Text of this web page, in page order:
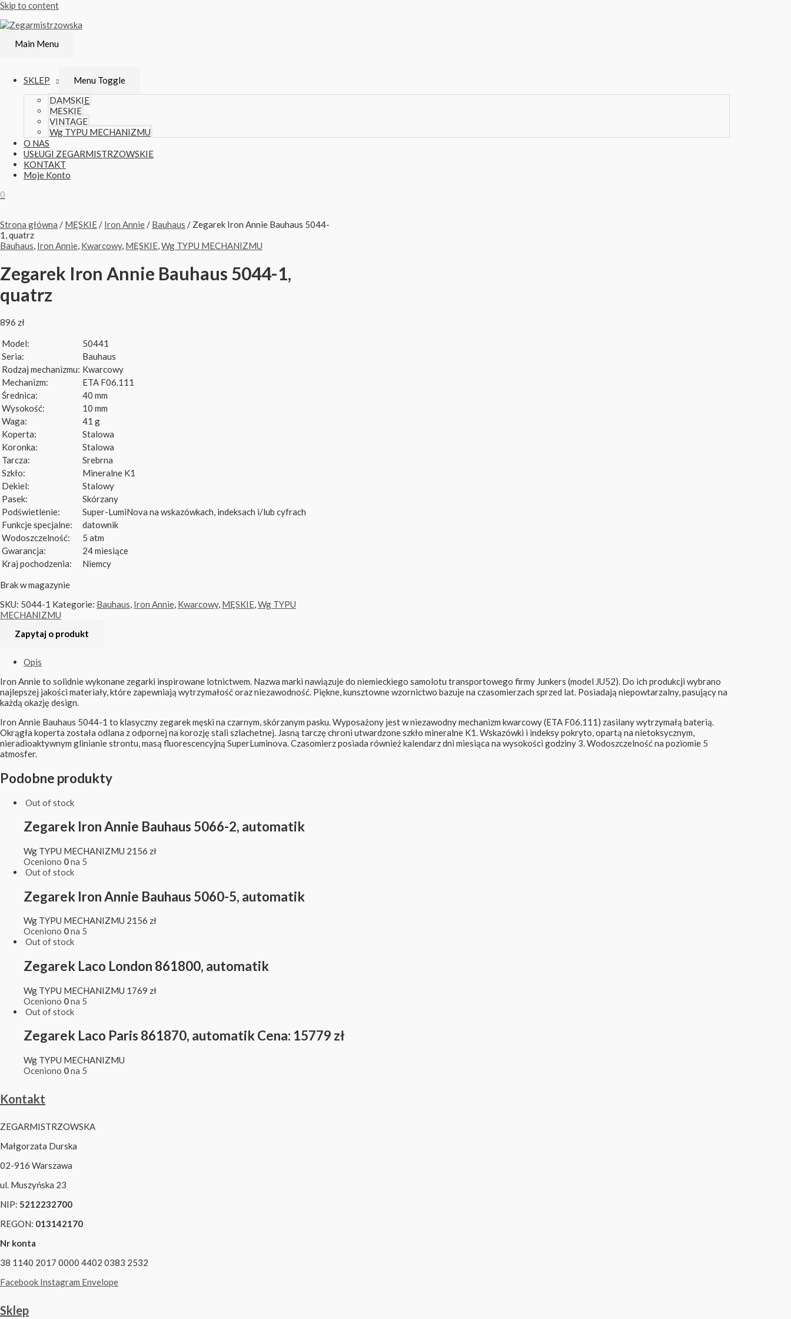
Skip to content
Main Menu
SKLEP
Menu Toggle
DAMSKIE
MĘSKIE
VINTAGE
Wg TYPU MECHANIZMU
O NAS
USŁUGI ZEGARMISTRZOWSKIE
KONTAKT
Moje Konto
0
Strona główna / MĘSKIE/ Iron Annie/ Bauhaus / Zegarek Iron Annie Bauhaus 5044-
1, quatrz
Bauhaus, Iron Annie, Kwarcowy, MĘSKIE,Wg TYPU MECHANIZMU
Zegarek Iron Annie Bauhaus 5044-1,
quatrz
896 zł
Model:
50441
Seria:
Bauhaus
Rodzaj mechanizmu: Kwarcowy
Mechanizm:
ETA F06.111
Średnica:
40 mm
Wysokość:
10 mm
Waga:
41 g
Koperta:
Stalowa
Koronka:
Stalowa
Tarcza:
Srebrna
Szkło:
Mineralne K1
Dekiel:
Stalowy
Pasek:
Skórzany
Podświetlenie:
Super-LumiNova na wskazówkach, indeksach i/lub cyfrach
Funkcje specjalne:
datownik
Wodoszczelność:
5 atm
Gwarancja:
24 miesiące
Kraj pochodzenia:
Niemcy
Brak w magazynie
SKU: 5044-1 Kategorie: Bauhaus, Iron Annie, Kwarcowy, MĘSKIE,Wg TYPU
MECHANIZMU
Opis
Iron Annie to solidnie wykonane zegarki inspirowane lotnictwem. Nazwa marki nawiązuje do niemieckiego samolotu transportowego firmy Junkers (model JU52). Do ich produkcji wybrano
najlepszej jakości materiały, które zapewniają wytrzymałość oraz niezawodność. Piękne, kunsztowne wzornictwo bazuje na czasomierzach sprzed lat. Posiadają niepowtarzalny, pasujący na
każdą okazję design.
Iron Annie Bauhaus 5044-1 to klasyczny zegarek męski na czarnym, skórzanym pasku. Wyposażony jest w niezawodny mechanizm kwarcowy (ETA F06.111) zasilany wytrzymałą baterią.
Okrągła koperta została odlana z odpornej na korozję stali szlachetnej. Jasną tarczę chroni utwardzone szkło mineralne K1. Wskazówki i indeksy pokryto, opartą na nietoksycznym,
nieradioaktywnym glinianie strontu, masą fluorescencyjną SuperLuminova. Czasomierz posiada również kalendarz dni miesiąca na wysokości godziny 3. Wodoszczelność na poziomie 5
atmosfer.
Podobne produkty
Out of stock
Zegarek Iron Annie Bauhaus 5066-2, automatik
Wg TYPU MECHANIZMU 2156 zł
Oceniono 0na 5
Out of stock
Zegarek Iron Annie Bauhaus 5060-5, automatik
Wg TYPU MECHANIZMU 2156 zł
Oceniono 0na 5
Out of stock
Zegarek Laco London 861800, automatik
Wg TYPU MECHANIZMU 1769 zł
Oceniono 0na 5
Out of stock
Zegarek Laco Paris 861870, automatik Cena: 15779 zł
Wg TYPU MECHANIZMU
Oceniono 0na 5
Kontakt
ZEGARMISTRZOWSKA
Małgorzata Durska
02-916 Warszawa
ul. Muszyńska 23
NIP: 5212232700
REGON: 013142170
Nr konta
38 1140 2017 0000 4402 0383 2532
Facebook Instagram Envelope
Sklep